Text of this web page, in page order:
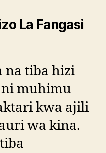
La Fangasi
na tiba hizi
muhimu
kwa ajili
wa kina.